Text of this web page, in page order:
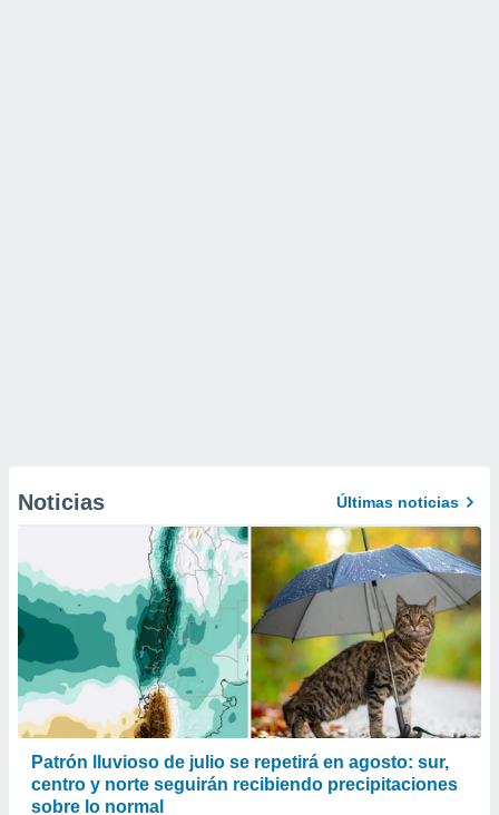
Noticias Últimas noticias
Patrón lluvioso de julio se repetirá en agosto: sur,
centro y norte seguirán recibiendo precipitaciones
sobre lo normal